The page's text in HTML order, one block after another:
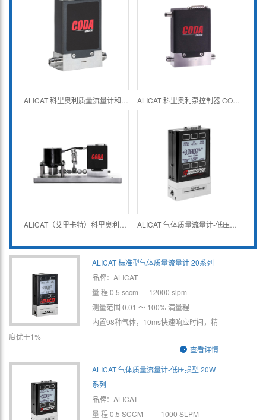
ALICAT（艾里卡特）科里奥利泵控制系统 CODA KG系列 ALICAT 气体质量流量计-低压损型 20W系列
ALICAT 标准型气体质量流量计 20系列
品牌：ALICAT
量 程 0.5 sccm — 12000 slpm
测量范围 0.01 ～ 100% 满量程
内置98种气体，10ms快速响应时间，精
度优于1%
查看详情
ALICAT 气体质量流量计-低压损型 20W
系列
品牌：ALICAT
量 程 0.5 SCCM —— 1000 SLPM